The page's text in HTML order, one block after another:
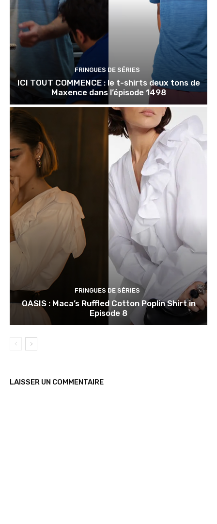
FRINGUES DE SÉRIES
ICI TOUT COMMENCE : le t-shirts deux tons de
Maxence dans l’épisode 1498
FRINGUES DE SÉRIES
OASIS : Maca’s Ruffled Cotton Poplin Shirt in
Episode 8
LAISSER UN COMMENTAIRE